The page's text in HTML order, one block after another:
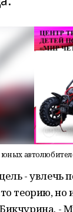
юных
- увлечь
теорию, но
-